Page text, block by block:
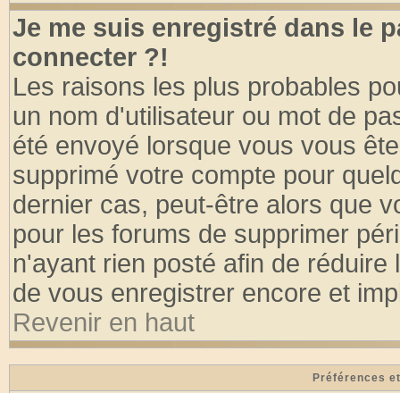
Je me suis enregistré dans le
connecter ?!
Les raisons les plus probables
un nom d'utilisateur ou mot de
été envoyé lorsque vous vous
supprimé votre compte pour
dernier cas, peut-être alors que
pour les forums de supprimer
n'ayant rien posté afin de
de vous enregistrer encore et
Revenir en haut
Préférences